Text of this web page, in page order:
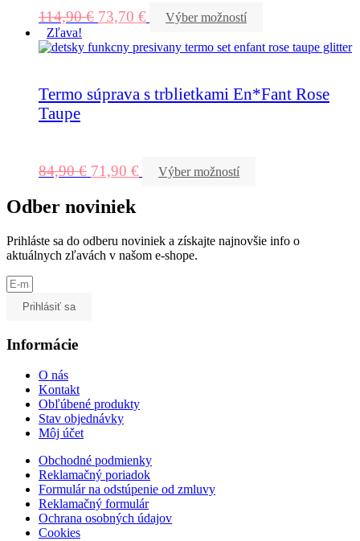
114,90€ 73,70 €
Výber možností
Zľava!
Termo súprava s trblietkami En*Fant Rose
Taupe
84,90€ 71,90 € Výber možností
Odber noviniek
Prihláste sa do odberu noviniek a získajte najnovšie info o
aktuálnych zľavách v našom e-shope.
Prihlásiť sa
Informácie
O nás
Kontakt
Obľúbené produkty
Stav objednávky
Môj účet
Obchodné podmienky
Reklamačný poriadok
Formulár na odstúpenie od zmluvy
Reklamačný formulár
Ochrana osobných údajov
Cookies